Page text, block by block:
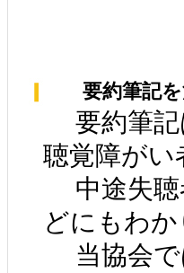
要約筆記を
要約筆記
聴覚障がい
中途失聴
どにもわ
当協会で